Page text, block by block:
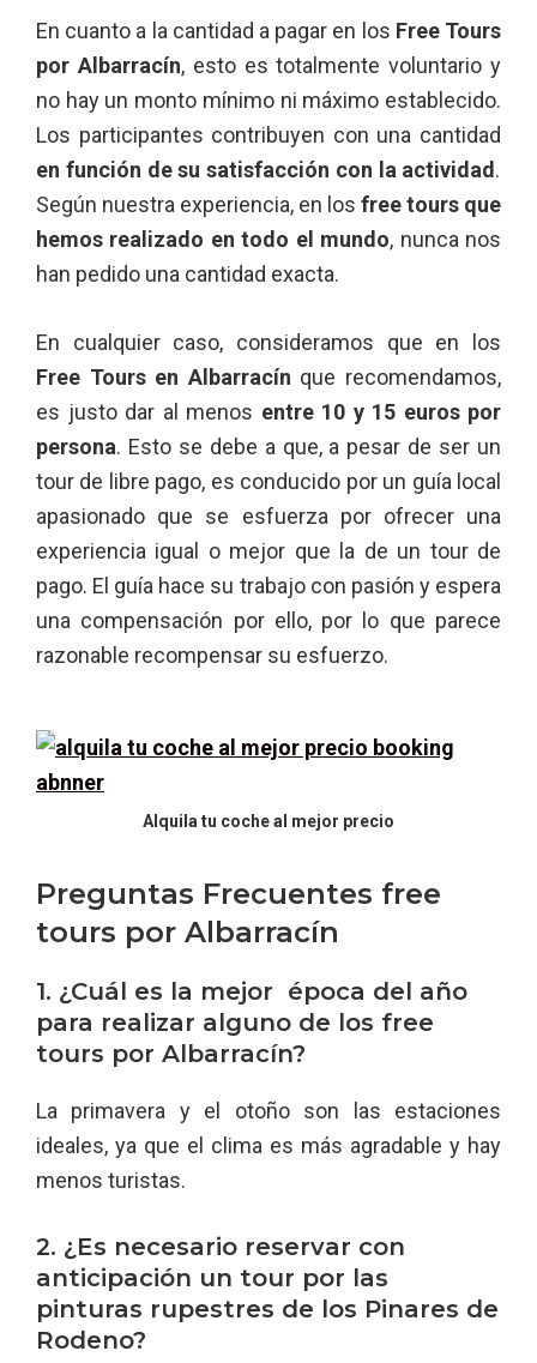
En cuanto a la cantidad a pagar en los Free Tours
por Albarracín, esto es totalmente voluntario y
no hay un monto mínimo ni máximo establecido.
Los participantes contribuyen con una cantidad
en función de su satisfacción con la actividad.
Según nuestra experiencia, en los free tours que
hemos realizado en todo el mundo, nunca nos
han pedido una cantidad exacta.
En cualquier caso, consideramos que en los
Free Tours en Albarracín que recomendamos,
es justo dar al menos entre 10 y 15 euros por
persona. Esto se debe a que, a pesar de ser un
tour de libre pago, es conducido por un guía local
apasionado que se esfuerza por ofrecer una
experiencia igual o mejor que la de un tour de
pago. El guía hace su trabajo con pasión y espera
una compensación por ello, por lo que parece
razonable recompensar su esfuerzo.
Alquila tu coche al mejor precio
Preguntas Frecuentes free
tours por Albarracín
1. ¿Cuál es la mejor época del año
para realizar alguno de los free
tours por Albarracín?
La primavera y el otoño son las estaciones
ideales, ya que el clima es más agradable y hay
menos turistas.
2. ¿Es necesario reservar con
anticipación un tour por las
pinturas rupestres de los Pinares de
Rodeno?